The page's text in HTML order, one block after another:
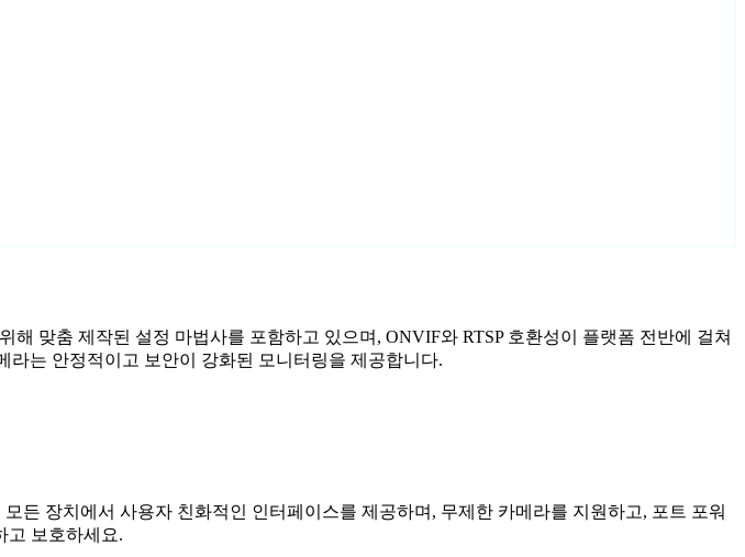
해 맞춤 제작된 설정 마법사를 포함하고 있으며, ONVIF와 RTSP 호환성이 플랫폼 전반에 걸쳐
라는 안정적이고 보안이 강화된 모니터링을 제공합니다.
든 장치에서 사용자 친화적인 인터페이스를 제공하며, 무제한 카메라를 지원하고, 포트 포워
고 보호하세요.